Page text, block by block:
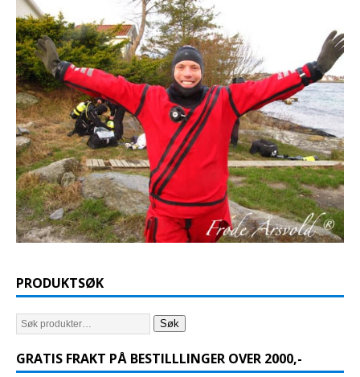
PRODUKTSØK
Søk
GRATIS FRAKT PÅ BESTILLLINGER OVER 2000,-